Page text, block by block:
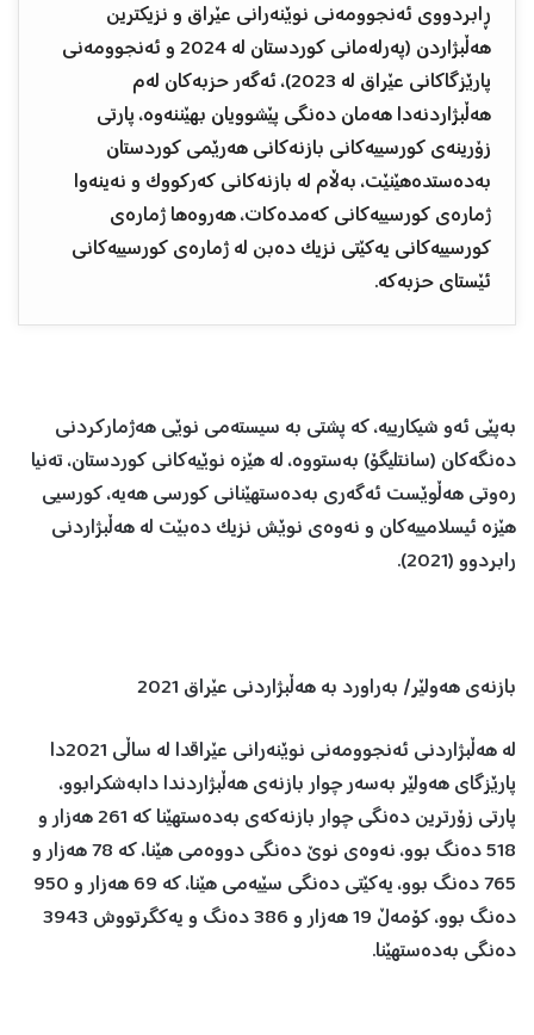
ڕابردووی ئەنجوومەنی نوێنەرانی عێراق و نزیکترین
هەڵبژاردن (پەرلەمانی کوردستان لە 2024 و ئەنجوومەنی
پارێزگاکانی عێراق لە 2023)، ئەگەر حزبەکان لەم
هەڵبژاردنەدا هەمان دەنگی پێشوویان بهێننەوە، پارتی
زۆرینەی کورسییەکانی بازنەکانی هەرێمی کوردستان
بەدەستدەهێنێت، بەڵام لە بازنەکانی کەرکووک و نەینەوا
ژمارەی کورسییەکانی کەمدەکات، هەروەها ژمارەی
کورسییەکانی یەکێتی نزیک دەبن لە ژمارەی کورسییەکانی
ئێستای حزبەکە.
بەپێی ئەو شیکارییە، کە پشتی بە سیستەمی نوێی هەژمارکردنی
دەنگەکان (سانتلیگۆ) بەستووە، لە هێزە نوێیەکانی کوردستان، تەنیا
رەوتی هەڵوێست ئەگەری بەدەستهێنانی کورسی هەیە، کورسیی
هێزە ئیسلامییەکان و نەوەی نوێش نزیک دەبێت لە هەڵبژاردنی
رابردوو (2021).
بازنەی هەولێر/ بەراورد بە هەڵبژاردنی عێراق 2021
لە هەڵبژاردنی ئەنجوومەنی نوێنەرانی عێراقدا لە ساڵی 2021دا
پارێزگای هەولێر بەسەر چوار بازنەی هەڵبژاردندا دابەشکرابوو،
پارتی زۆرترین دەنگی چوار بازنەکەی بەدەستهێنا کە 261 هەزار و
518 دەنگ بوو، نەوەی نوێ دەنگی دووەمی هێنا، کە 78 هەزار و
765 دەنگ بوو، یەکێتی دەنگی سێیەمی هێنا، کە 69 هەزار و 950
دەنگ بوو، کۆمەڵ 19 هەزار و 386 دەنگ و یەکگرتووش 3943
دەنگی بەدەستهێنا.